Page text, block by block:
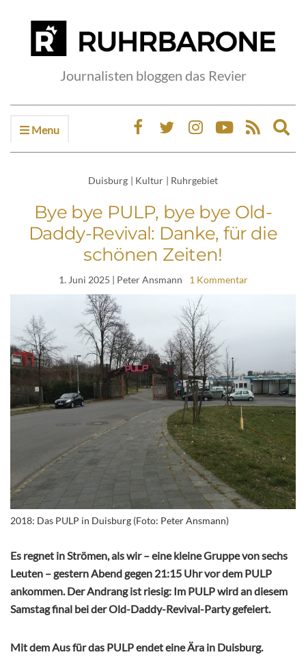
Journalisten bloggen das Revier
Menu
Duisburg | Kultur | Ruhrgebiet
Bye bye PULP, bye bye Old-
Daddy-Revival: Danke, für die
schönen Zeiten!
1. Juni 2025 | Peter Ansmann 1 Kommentar
2018: Das PULP in Duisburg (Foto: Peter Ansmann)
Es regnet in Strömen, als wir – eine kleine Gruppe von sechs
Leuten – gestern Abend gegen 21:15 Uhr vor dem PULP
ankommen. Der Andrang ist riesig: Im PULP wird an diesem
Samstag final bei der Old-Daddy-Revival-Party gefeiert.
Mit dem Aus für das PULP endet eine Ära in Duisburg.